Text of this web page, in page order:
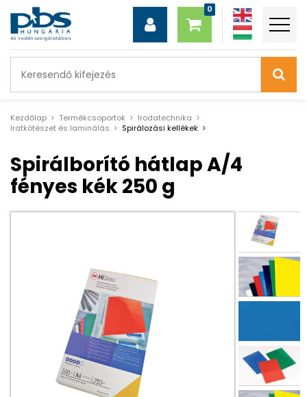
Kezdőlap Termékcsoportok
Irodatechnika
Iratkötészet és laminálás
Spirálozási kellékek
Spirálborító hátlap A/4
fényes kék 250 g